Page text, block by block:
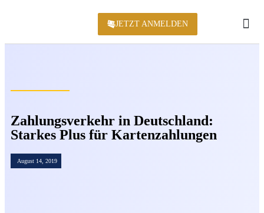
JETZT ANMELDEN
Zahlungsverkehr in Deutschland:
Starkes Plus für Kartenzahlungen
August 14, 2019